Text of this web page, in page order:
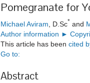
Pomegranate for
Michael Aviram , D.Sc* and
Author information ►
This article has been cited
Go to:
Abstract